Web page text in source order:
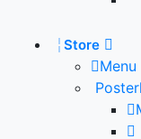
Store
Menu